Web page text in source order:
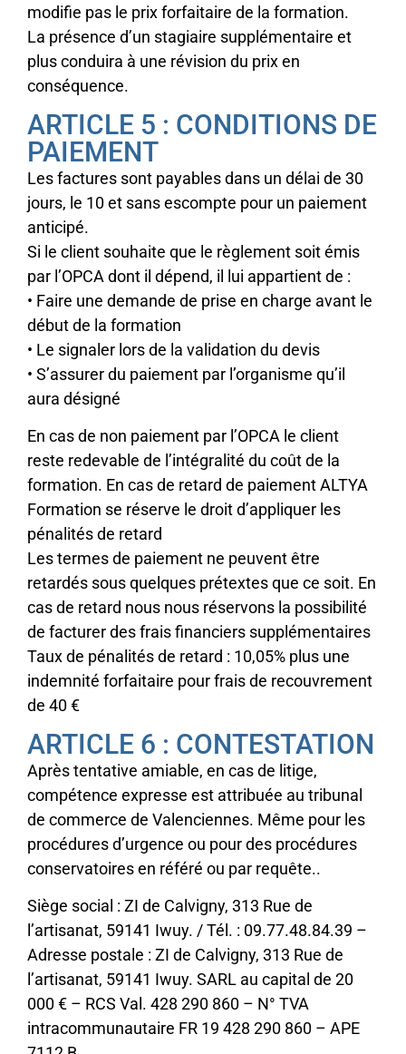
modifie pas le prix forfaitaire de la formation.
La présence d’un stagiaire supplémentaire et
plus conduira à une révision du prix en
conséquence.
ARTICLE 5 : CONDITIONS DE
PAIEMENT
Les factures sont payables dans un délai de 30
jours, le 10 et sans escompte pour un paiement
anticipé.
Si le client souhaite que le règlement soit émis
par l’OPCA dont il dépend, il lui appartient de :
• Faire une demande de prise en charge avant le
début de la formation
• Le signaler lors de la validation du devis
• S’assurer du paiement par l’organisme qu’il
aura désigné
En cas de non paiement par l’OPCA le client
reste redevable de l’intégralité du coût de la
formation. En cas de retard de paiement ALTYA
Formation se réserve le droit d’appliquer les
pénalités de retard
Les termes de paiement ne peuvent être
retardés sous quelques prétextes que ce soit. En
cas de retard nous nous réservons la possibilité
de facturer des frais financiers supplémentaires
Taux de pénalités de retard : 10,05% plus une
indemnité forfaitaire pour frais de recouvrement
de 40 €
ARTICLE 6 : CONTESTATION
Après tentative amiable, en cas de litige,
compétence expresse est attribuée au tribunal
de commerce de Valenciennes. Même pour les
procédures d’urgence ou pour des procédures
conservatoires en référé ou par requête..
Siège social : ZI de Calvigny, 313 Rue de
l’artisanat, 59141 Iwuy. / Tél. : 09.77.48.84.39 –
Adresse postale : ZI de Calvigny, 313 Rue de
l’artisanat, 59141 Iwuy. SARL au capital de 20
000 € – RCS Val. 428 290 860 – N° TVA
intracommunautaire FR 19 428 290 860 – APE